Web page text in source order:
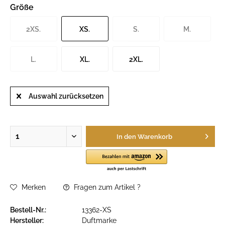
Größe
2XS. XS. S. M.
L. XL. 2XL.
Auswahl zurücksetzen
In den Warenkorb
Merken Fragen zum Artikel ?
Bestell-Nr.:
13362-XS
Hersteller:
Duftmarke